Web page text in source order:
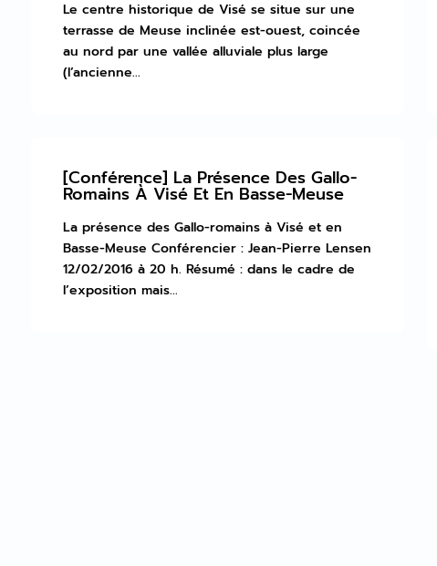
Le centre historique de Visé se situe sur une
terrasse de Meuse inclinée est-ouest, coincée
au nord par une vallée alluviale plus large
(l’ancienne...
[Conférence] La Présence Des Gallo-
Romains À Visé Et En Basse-Meuse
La présence des Gallo-romains à Visé et en
Basse-Meuse Conférencier : Jean-Pierre Lensen
12/02/2016 à 20 h. Résumé : dans le cadre de
l’exposition mais...